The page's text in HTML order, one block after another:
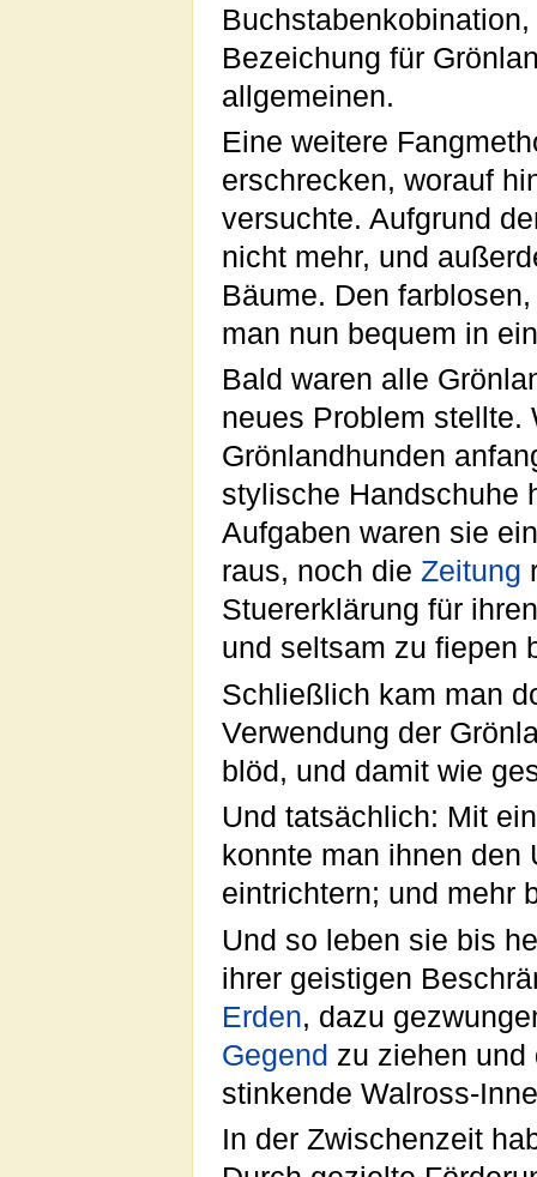
Bezeichung für
allgemeinen.
Eine weitere
erschrecken, worauf
versuchte. Aufgrund
nicht mehr, und
Bäume. Den
man nun bequem in
Bald waren alle
neues Problem stellte.
Grönlandhunden
stylische Handschuhe
Aufgaben waren sie
raus, noch die Zeitung
Stuererklärung für
und seltsam zu fiepen
Schließlich kam man
Verwendung der
blöd, und damit wie
Und tatsächlich: Mit
konnte man ihnen
eintrichtern; und mehr
Und so leben sie bis
ihrer geistigen
Erden, dazu
Gegend zu ziehen und
stinkende Walross-
In der Zwischenzeit